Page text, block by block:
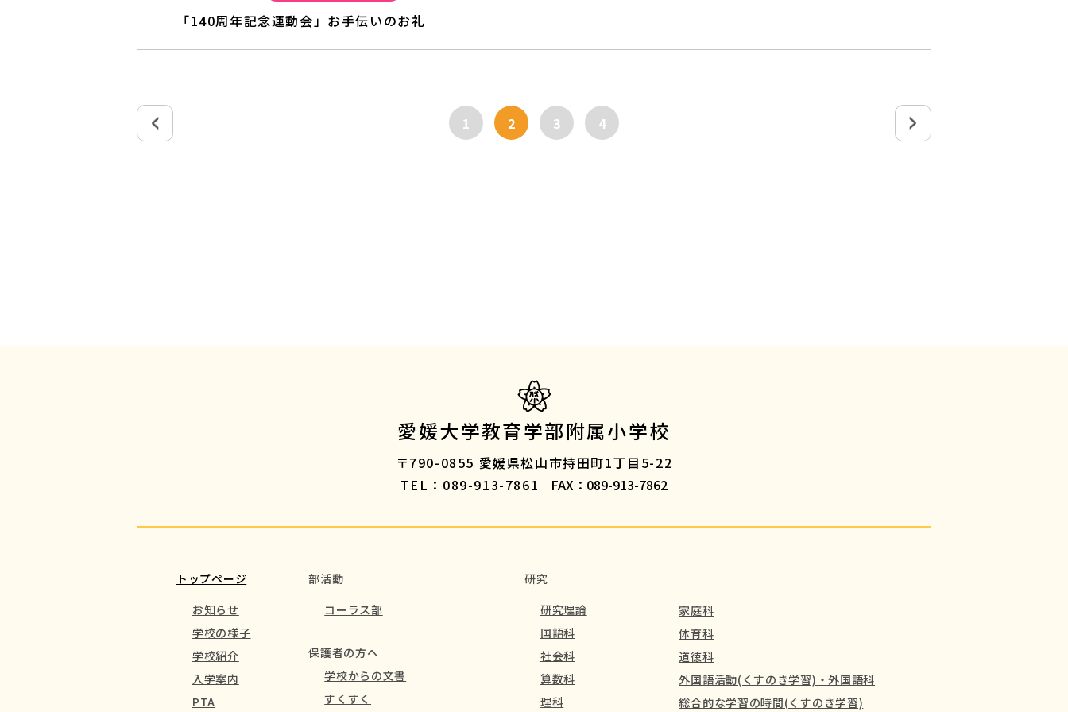
「140周年記念運動会」お手伝いのお礼
1 2 3 4
愛媛大学教育学部附属小学校
〒790-0855 愛媛県松山市持田町1丁目5-22
TEL：089-913-7861
FAX：089-913-7862
トップページ
お知らせ
学校の様子
学校紹介
入学案内
PTA
部活動
コーラス部
保護者の方へ
学校からの文書
すくすく
研究
研究理論
国語科
社会科
算数科
理科
家庭科
体育科
道徳科
外国語活動(くすのき学習)・外国語科
総合的な学習の時間(くすのき学習)